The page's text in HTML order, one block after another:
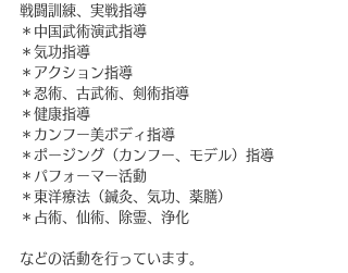
戦闘訓練、実戦指導
＊中国武術演武指導
＊気功指導
＊アクション指導
＊忍術、古武術、剣術指導
＊健康指導
＊カンフー美ボディ指導
＊ポージング（カンフー、モデル）指導
＊パフォーマー活動
＊東洋療法（鍼灸、気功、薬膳）
＊占術、仙術、除霊、浄化
などの活動を行っています。